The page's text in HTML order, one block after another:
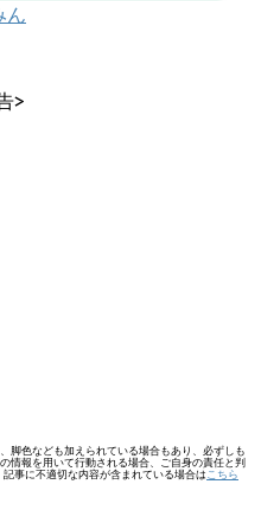
ん
>
脚色なども加えられている場合もあり、必ずしも
情報を用いて行動される場合、ご自身の責任と判
事に不適切な内容が含まれている場合はこちら